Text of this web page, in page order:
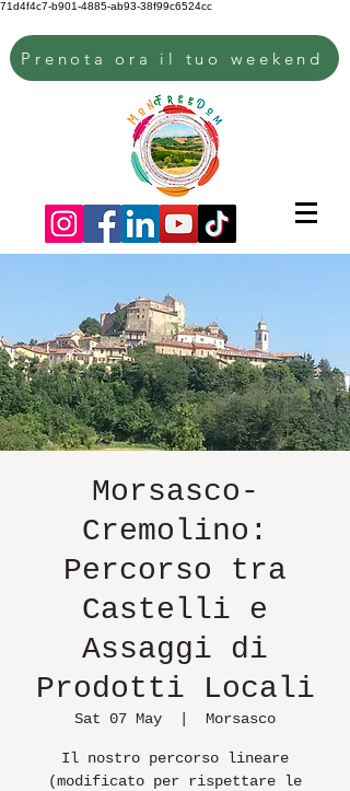
71d4f4c7-b901-4885-ab93-38f99c6524cc
Prenota ora il tuo weekend
Morsasco-
Cremolino:
Percorso tra
Castelli e
Assaggi di
Prodotti Locali
Sat 07 May Morsasco
Il nostro percorso lineare
(modificato per rispettare le